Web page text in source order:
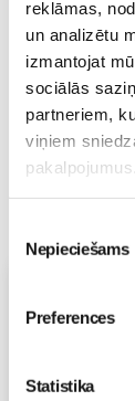
reklāmas,
un analizētu
izmantojat
sociālās
partneriem,
viņiem
pakalpojumus.
izvēle
Nepieciešams
Preferences
Statistika
03. Aug 16:09
Topošo un